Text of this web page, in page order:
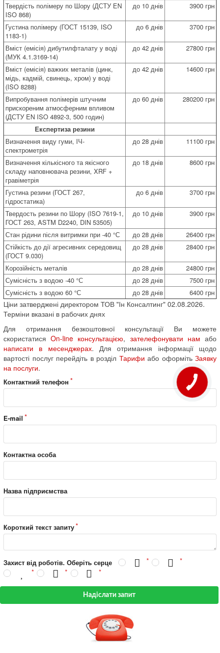
Твердість полімеру по Шору (ДСТУ EN
ISO 868)
до 10 днів 3900 грн
Густина полімеру (ГОСТ 15139, ISO
1183-1)
до 6 днів 3700 грн
Вміст (емісія) дибутилфталату у воді
(МУК 4.1.3169-14)
до 42 днів 27800 грн
Вміст (емісія) важких металів (цинк,
мідь, кадмій, свинець, хром) у воді
(ISO 8288)
до 42 днів 14600 грн
Випробування полімерів штучним
прискореним атмосферним впливом
(ДСТУ EN ISO 4892-3, 500 годин)
до 60 днів 280200 грн
Експертиза резини
Визначення виду гуми, ІЧ-
спектрометрія
до 28 днів 11100 грн
Визначення кількісного та якісного
складу наповнювача резини, XRF +
гравіметрія
до 18 днів 8600 грн
Густина резини (ГОСТ 267,
гідростатика)
до 6 днів 3700 грн
Твердость резини по Шору (ISO 7619-1,
ГОСТ 263, ASTM D2240, DIN 53505)
до 10 днів 3900 грн
Стан рідини після витримки при -40 °С до 28 днів
26400 грн
Стійкість до дії агресивних середовищ
(ГОСТ 9.030)
до 28 днів 28400 грн
Корозійність металів до 28 днів
24800 грн
Сумісність з водою -40 °С
до 28 днів
7500 грн
Сумісність з водою 60 °С
до 28 днів 6400 грн
Ціни затверджені директором ТОВ "Ін Консалтинг" 02.08.2026.
Терміни вказані в рабочих днях
Для отримання безкоштовної консультації Ви можете
скористатисяOn-line консультацією, зателефонувати нам або
написати в месенджерах. Для отримання інформації щодо
вартості послуг перейдіть в розділ Тарифи або оформіть Заявку
на послуги.
Контактний телефон
E-mail
Контактна особа
Назва підприємства
Короткий текст запиту
Захист від роботів. Оберіть серце
Надіслати запит